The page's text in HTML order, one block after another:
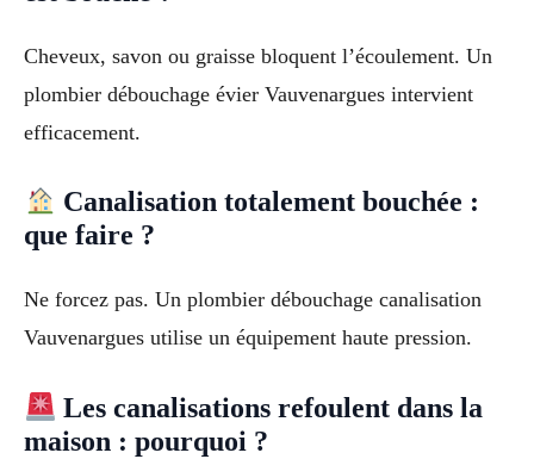
Cheveux, savon ou graisse bloquent l’écoulement. Un
plombier débouchage évier Vauvenargues intervient
efficacement.
Canalisation totalement bouchée :
que faire ?
Ne forcez pas. Un plombier débouchage canalisation
Vauvenargues utilise un équipement haute pression.
Les canalisations refoulent dans la
maison : pourquoi ?